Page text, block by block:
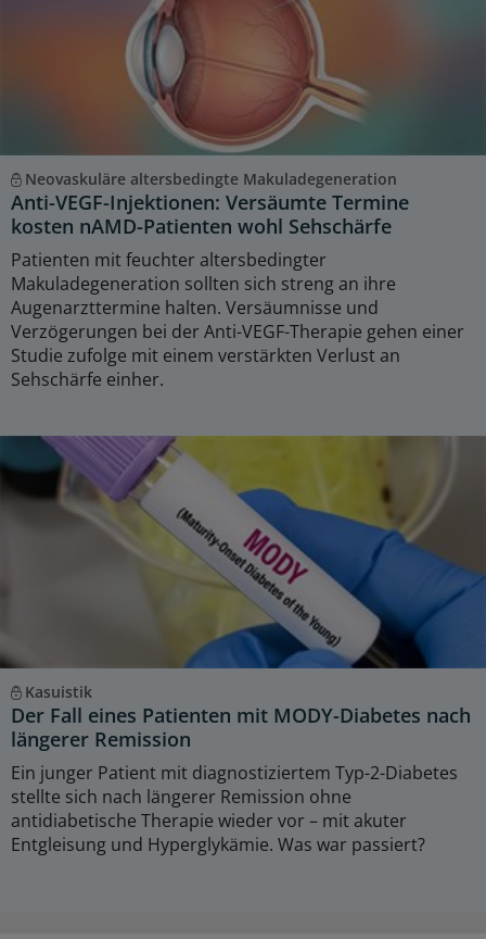
Neovaskuläre altersbedingte Makuladegeneration
Anti-VEGF-Injektionen: Versäumte Termine
kosten nAMD-Patienten wohl Sehschärfe
Patienten mit feuchter altersbedingter
Makuladegeneration sollten sich streng an ihre
Augenarzttermine halten. Versäumnisse und
Verzögerungen bei der Anti-VEGF-Therapie gehen einer
Studie zufolge mit einem verstärkten Verlust an
Sehschärfe einher.
Kasuistik
Der Fall eines Patienten mit MODY-Diabetes nach
längerer Remission
Ein junger Patient mit diagnostiziertem Typ-2-Diabetes
stellte sich nach längerer Remission ohne
antidiabetische Therapie wieder vor – mit akuter
Entgleisung und Hyperglykämie. Was war passiert?